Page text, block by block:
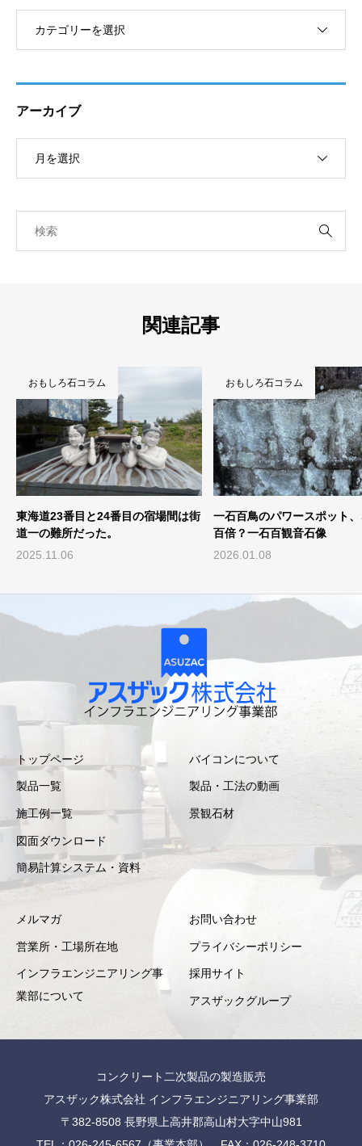
アーカイブ
関連記事
一石百鳥のパワースポット、ご利益
百倍？一石百観音石像
2026.01.08
おもしろ石コラム
両面宿難の里に輝く石の王冠
2025.06.23
おもしろ石コラム
トップページ
製品一覧
施工例一覧
図面ダウンロード
簡易計算システム・資料
バイコンについて
製品・工法の動画
景観石材
メルマガ
営業所・工場所在地
インフラエンジニアリング事
業部について
お問い合わせ
プライバシーポリシー
採用サイト
アスザックグループ
コンクリート二次製品の製造販売
アスザック株式会社 インフラエンジニアリング事業部
〒382-8508 長野県上高井郡高山村大字中山981